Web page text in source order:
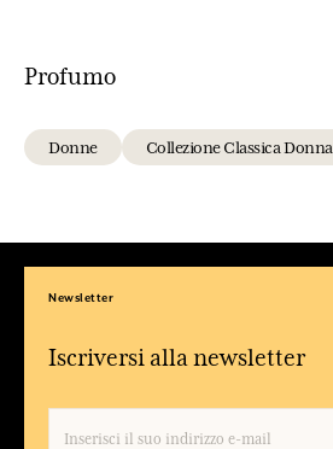
Profumo
Donne Collezione Classica Donna
Newsletter
Iscriversi alla newsletter